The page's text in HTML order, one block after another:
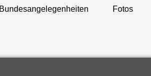
Bundesangelegenheiten
Fotos